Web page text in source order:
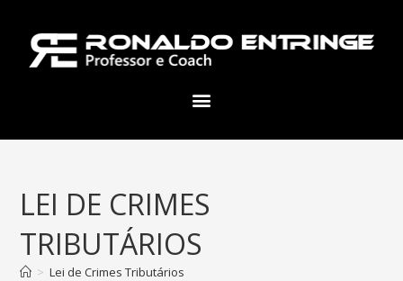
LEI DE CRIMES
TRIBUTÁRIOS
> Lei de Crimes Tributários